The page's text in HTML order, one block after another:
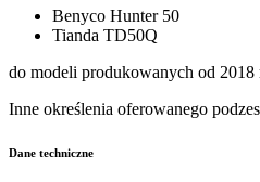
Benyco Hunter 50
Tianda TD50Q
do modeli produkowanych od
Inne określenia oferowanego
Dane techniczne